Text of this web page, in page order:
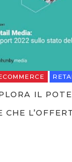
IL
CHE